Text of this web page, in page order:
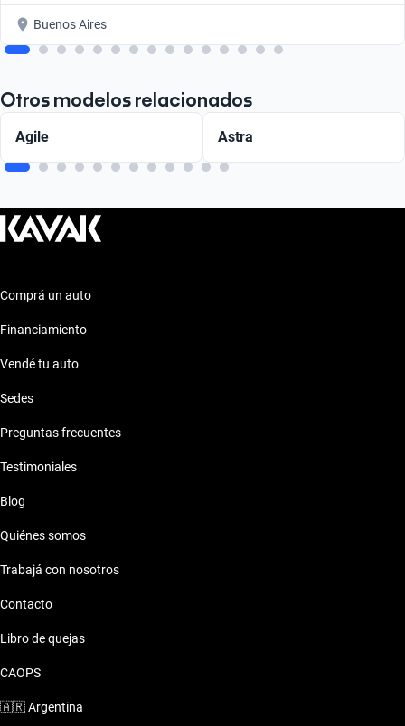
Buenos Aires
Otros modelos relacionados
Agile Astra
Comprá un auto
Financiamiento
Vendé tu auto
Sedes
Preguntas frecuentes
Testimoniales
Blog
Quiénes somos
Trabajá con nosotros
Contacto
Libro de quejas
CAOPS
🇦🇷Argentina